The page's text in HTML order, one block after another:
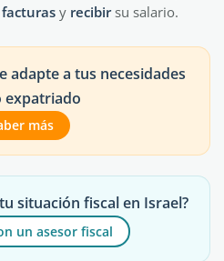
facturas y recibirsu salario.
adapte a tus necesidades
expatriado
más
situación fiscal en Israel?
un asesor fiscal